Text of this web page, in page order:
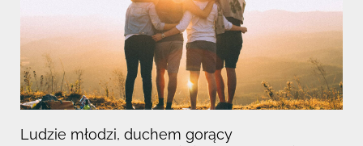
Ludzie młodzi, duchem gorący